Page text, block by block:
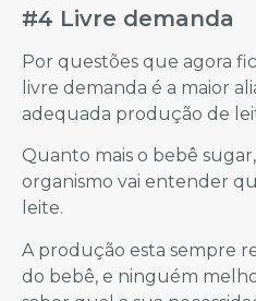
#4 Livre demanda
Por questões que agora
livre demanda é a maior
adequada produção de
Quanto mais o bebê
organismo vai entender
leite.
A produção esta sempre
do bebê, e ninguém